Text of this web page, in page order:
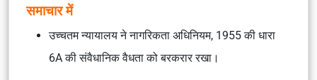
समाचार में
उच्चतम न्यायालय ने नागरिकता अधिनियम, 1955 की धारा
6A की संवैधानिक वैधता को बरकरार रखा।